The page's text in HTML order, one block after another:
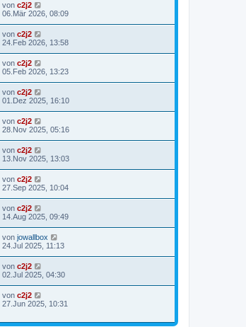
von c2j2
06.Mär 2026, 08:09
von c2j2
24.Feb 2026, 13:58
von c2j2
05.Feb 2026, 13:23
von c2j2
01.Dez 2025, 16:10
von c2j2
28.Nov 2025, 05:16
von c2j2
13.Nov 2025, 13:03
von c2j2
27.Sep 2025, 10:04
von c2j2
14.Aug 2025, 09:49
von jowallbox
24.Jul 2025, 11:13
von c2j2
02.Jul 2025, 04:30
von c2j2
27.Jun 2025, 10:31